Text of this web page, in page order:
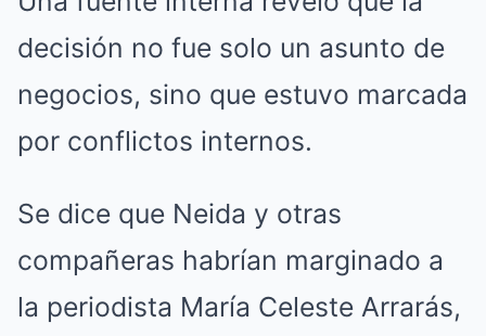
decisión no fue solo un asunto de
negocios, sino que estuvo marcada
por conflictos internos.
Se dice que Neida y otras
compañeras habrían marginado a
la periodista María Celeste Arrarás,